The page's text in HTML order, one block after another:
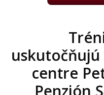
centre